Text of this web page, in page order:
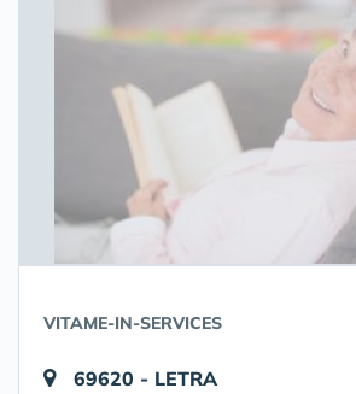
VITAME-IN-SERVICES
69620 - LETRA